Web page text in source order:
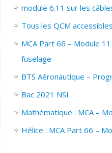
module 6.11 sur les
Tous les QCM
MCA Part 66 – Module
fuselage
BTS Aéronautique –
Bac 2021 NSI
Mathématique : MCA –
Hélice : MCA Part 66 –